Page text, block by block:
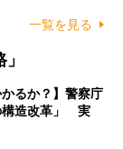
一覧を見る
るか？】警察庁
構造改革」 実